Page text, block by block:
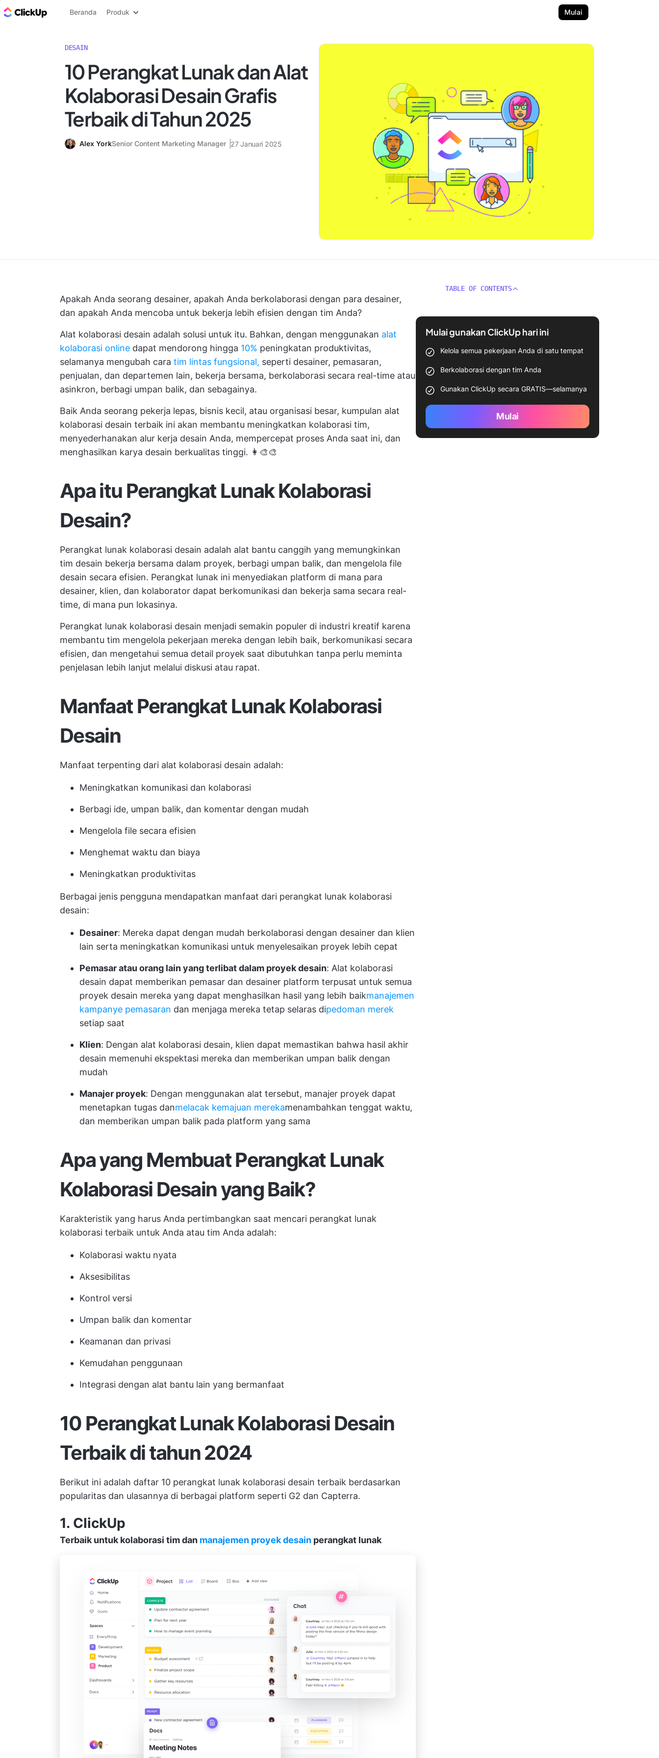
Blog ClickUp
Beranda Produk Mulai
DESAIN
10 Perangkat Lunak dan Alat
Kolaborasi Desain Grafis
Terbaik di Tahun 2025
Alex YorkSenior Content Marketing Manager 27 Januari 2025
Apakah Anda seorang desainer, apakah Anda berkolaborasi dengan para desainer,
dan apakah Anda mencoba untuk bekerja lebih efisien dengan tim Anda?
Alat kolaborasi desain adalah solusi untuk itu. Bahkan, dengan menggunakan alat
kolaborasi online dapat mendorong hingga 10% peningkatan produktivitas,
selamanya mengubah cara tim lintas fungsional, seperti desainer, pemasaran,
penjualan, dan departemen lain, bekerja bersama, berkolaborasi secara real-time atau
asinkron, berbagi umpan balik, dan sebagainya.
Baik Anda seorang pekerja lepas, bisnis kecil, atau organisasi besar, kumpulan alat
kolaborasi desain terbaik ini akan membantu meningkatkan kolaborasi tim,
menyederhanakan alur kerja desain Anda, mempercepat proses Anda saat ini, dan
menghasilkan karya desain berkualitas tinggi. 👩‍🎨🎨
Apa itu Perangkat Lunak Kolaborasi
Desain?
Perangkat lunak kolaborasi desain adalah alat bantu canggih yang memungkinkan
tim desain bekerja bersama dalam proyek, berbagi umpan balik, dan mengelola file
desain secara efisien. Perangkat lunak ini menyediakan platform di mana para
desainer, klien, dan kolaborator dapat berkomunikasi dan bekerja sama secara real-
time, di mana pun lokasinya.
Perangkat lunak kolaborasi desain menjadi semakin populer di industri kreatif karena
membantu tim mengelola pekerjaan mereka dengan lebih baik, berkomunikasi secara
efisien, dan mengetahui semua detail proyek saat dibutuhkan tanpa perlu meminta
penjelasan lebih lanjut melalui diskusi atau rapat.
Manfaat Perangkat Lunak Kolaborasi
Desain
Manfaat terpenting dari alat kolaborasi desain adalah:
Meningkatkan komunikasi dan kolaborasi
Berbagi ide, umpan balik, dan komentar dengan mudah
Mengelola file secara efisien
Menghemat waktu dan biaya
Meningkatkan produktivitas
Berbagai jenis pengguna mendapatkan manfaat dari perangkat lunak kolaborasi
desain:
Desainer: Mereka dapat dengan mudah berkolaborasi dengan desainer dan klien
lain serta meningkatkan komunikasi untuk menyelesaikan proyek lebih cepat
Pemasar atau orang lain yang terlibat dalam proyek desain: Alat kolaborasi
desain dapat memberikan pemasar dan desainer platform terpusat untuk semua
proyek desain mereka yang dapat menghasilkan hasil yang lebih baikmanajemen
kampanye pemasaran dan menjaga mereka tetap selaras dipedoman merek
setiap saat
Klien: Dengan alat kolaborasi desain, klien dapat memastikan bahwa hasil akhir
desain memenuhi ekspektasi mereka dan memberikan umpan balik dengan
mudah
Manajer proyek: Dengan menggunakan alat tersebut, manajer proyek dapat
menetapkan tugas danmelacak kemajuan merekamenambahkan tenggat waktu,
dan memberikan umpan balik pada platform yang sama
Apa yang Membuat Perangkat Lunak
Kolaborasi Desain yang Baik?
Karakteristik yang harus Anda pertimbangkan saat mencari perangkat lunak
kolaborasi terbaik untuk Anda atau tim Anda adalah:
Kolaborasi waktu nyata
Aksesibilitas
Kontrol versi
Umpan balik dan komentar
Keamanan dan privasi
Kemudahan penggunaan
Integrasi dengan alat bantu lain yang bermanfaat
10 Perangkat Lunak Kolaborasi Desain
Terbaik di tahun 2024
Berikut ini adalah daftar 10 perangkat lunak kolaborasi desain terbaik berdasarkan
popularitas dan ulasannya di berbagai platform seperti G2 dan Capterra.
1. ClickUp
Terbaik untuk kolaborasi tim dan manajemen proyek desain perangkat lunak
TABLE OF CONTENTS
Mulai gunakan ClickUp hari ini
Kelola semua pekerjaan Anda di satu tempat
Berkolaborasi dengan tim Anda
Gunakan ClickUp secara GRATIS—selamanya
Mulai